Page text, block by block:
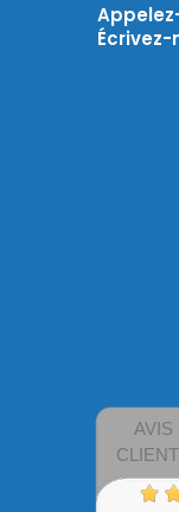
Écrivez-
AVIS